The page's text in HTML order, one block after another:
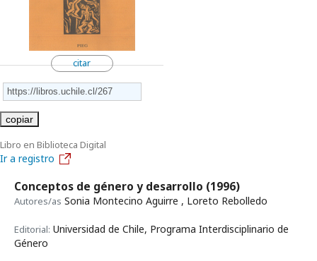
citar
copiar
Libro en Biblioteca Digital
Ir a registro
Conceptos de género y desarrollo (1996)
Autores/as Sonia Montecino Aguirre , Loreto Rebolledo
Editorial: Universidad de Chile, Programa Interdisciplinario de
Género